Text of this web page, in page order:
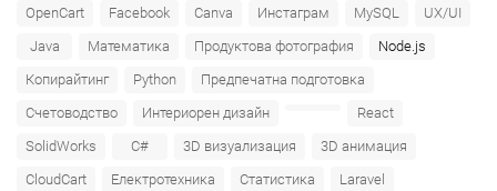
OpenCart
Facebook Canva Инстаграм MySQL
UX/UI
Java
Математика Продуктова фотография
Node.js
Копирайтинг
Python
Предпечатна подготовка
Счетоводство
Интериорен дизайн
React
SolidWorks
C# 3D визуализация
3D анимация
CloudCart
Електротехника Статистика
Laravel